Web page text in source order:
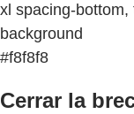
xl spacing-
background
#f8f8f8
Cerrar la